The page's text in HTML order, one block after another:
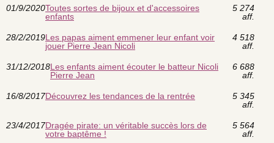
01/9/2020Toutes sortes de bijoux et d'accessoires
enfants
5 274
aff.
28/2/2019Les papas aiment emmener leur enfant voir
jouer Pierre Jean Nicoli
4 518
aff.
31/12/2018Les enfants aiment écouter le batteur Nicoli
Pierre Jean
6 688
aff.
16/8/2017Découvrez les tendances de la rentrée
5 345
aff.
23/4/2017Dragée pirate: un véritable succès lors de
votre baptême !
5 564
aff.